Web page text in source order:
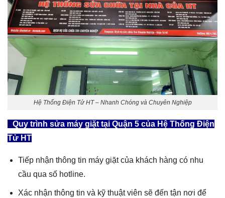
Hệ Thống Điện Tử HT – Nhanh Chóng và Chuyên Nghiệp
Quy trình sửa máy giặt tại Quận 5 của Hệ Thống Điện
Tử HT
Tiếp nhận thông tin máy giặt của khách hàng có nhu
cầu qua số hotline.
Xác nhận thông tin và kỹ thuật viên sẽ đến tận nơi để